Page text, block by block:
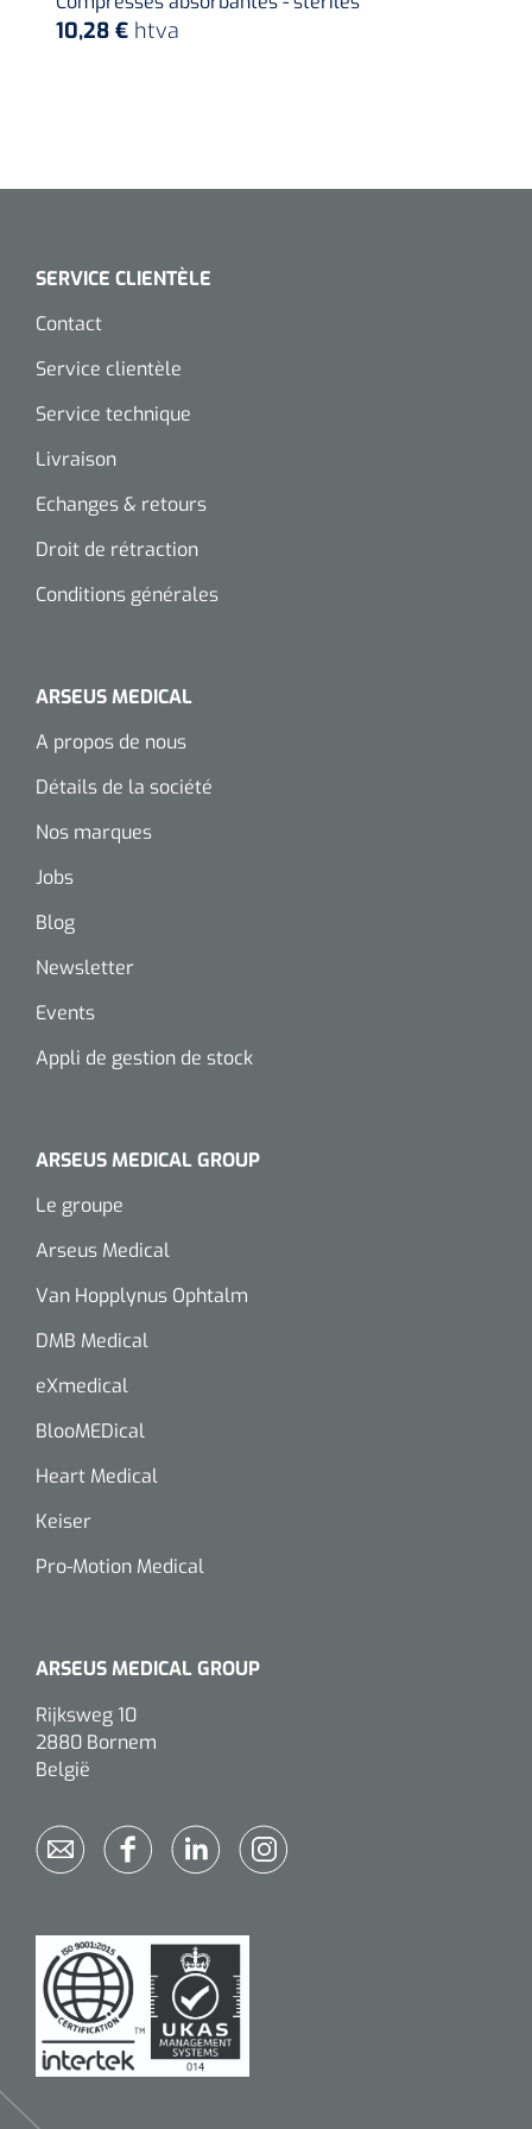
10,28 € htva
SERVICE CLIENTÈLE
Contact
Service clientèle
Service technique
Livraison
Echanges & retours
Droit de rétraction
Conditions générales
ARSEUS MEDICAL
A propos de nous
Détails de la société
Nos marques
Jobs
Blog
Newsletter
Events
Appli de gestion de stock
ARSEUS MEDICAL GROUP
Le groupe
Arseus Medical
Van Hopplynus Ophtalm
DMB Medical
eXmedical
BlooMEDical
Heart Medical
Keiser
Pro-Motion Medical
ARSEUS MEDICAL GROUP
Rijksweg 10
2880 Bornem
België